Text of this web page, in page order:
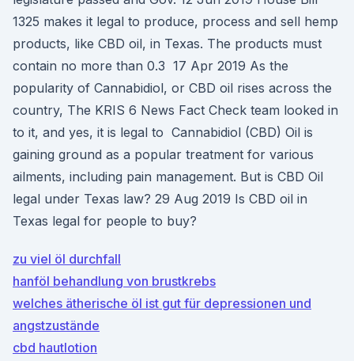
1325 makes it legal to produce, process and sell hemp
products, like CBD oil, in Texas. The products must
contain no more than 0.3 17 Apr 2019 As the
popularity of Cannabidiol, or CBD oil rises across the
country, The KRIS 6 News Fact Check team looked in
to it, and yes, it is legal to Cannabidiol (CBD) Oil is
gaining ground as a popular treatment for various
ailments, including pain management. But is CBD Oil
legal under Texas law? 29 Aug 2019 Is CBD oil in
Texas legal for people to buy?
zu viel öl durchfall
hanföl behandlung von brustkrebs
welches ätherische öl ist gut für depressionen und
angstzustände
cbd hautlotion